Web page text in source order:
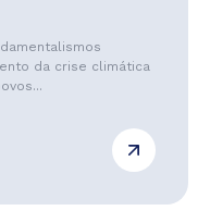
da crise climática